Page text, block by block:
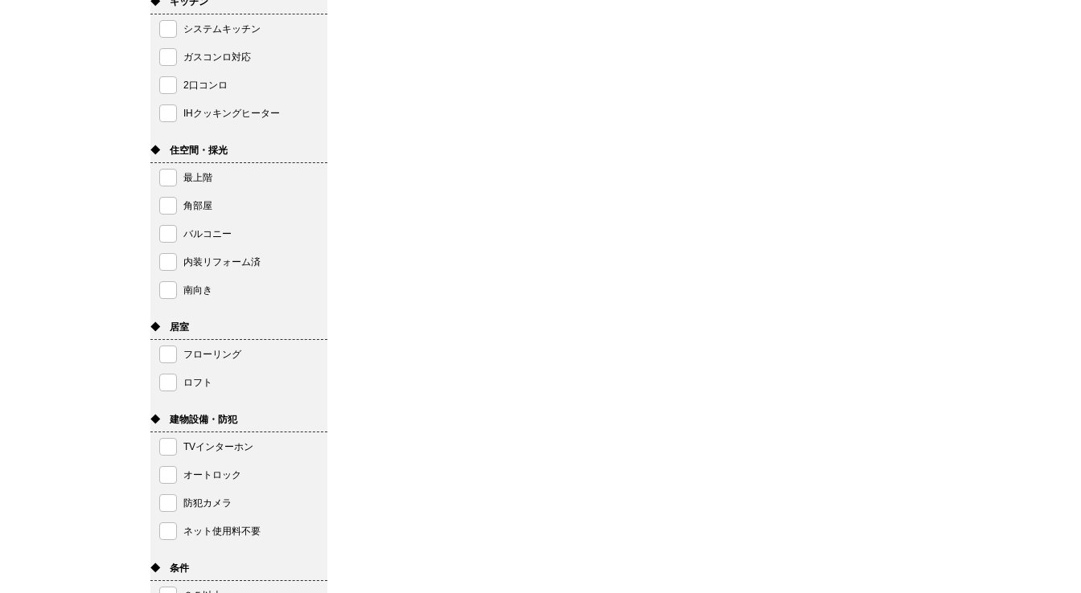
システムキッチン
ガスコンロ対応
2口コンロ
IHクッキングヒーター
◆ 住空間・採光
最上階
角部屋
バルコニー
内装リフォーム済
南向き
◆ 居室
フローリング
ロフト
◆ 建物設備・防犯
TVインターホン
オートロック
防犯カメラ
ネット使用料不要
◆ 条件